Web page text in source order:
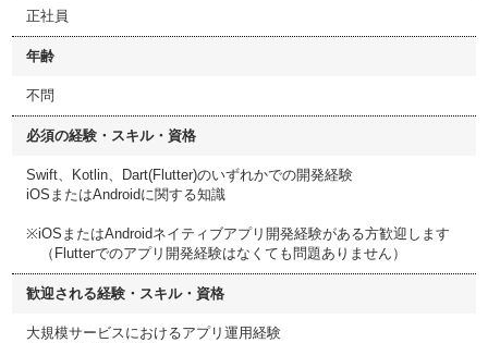
正社員
年齢
不問
必須の経験・スキル・資格
Swift、Kotlin、Dart(Flutter)のいずれかでの開発経験
iOSまたはAndroidに関する知識
※iOSまたはAndroidネイティブアプリ開発経験がある方歓迎します
（Flutterでのアプリ開発経験はなくても問題ありません）
歓迎される経験・スキル・資格
大規模サービスにおけるアプリ運用経験